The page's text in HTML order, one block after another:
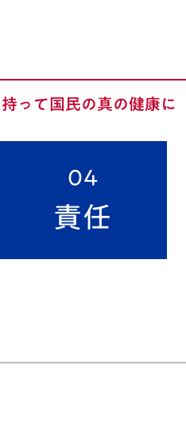
って国民の真の健康に
04
責任